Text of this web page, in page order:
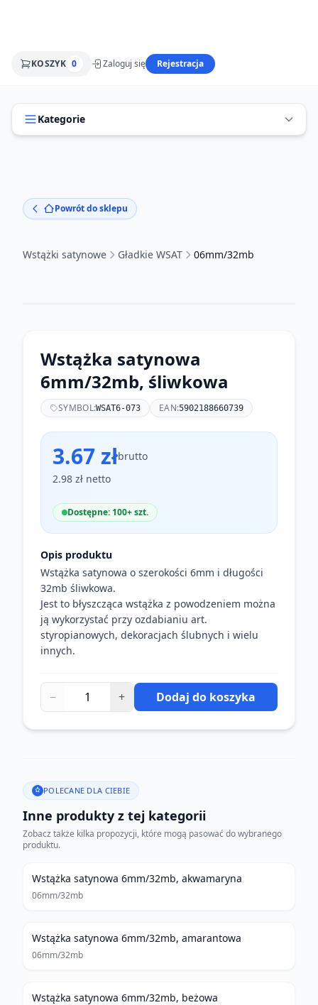
KOSZYK 0 Zaloguj się Rejestracja
Kategorie
Powrót do sklepu
Wstążki satynowe Gładkie WSAT 06mm/32mb
Wstążka satynowa
6mm/32mb, śliwkowa
SYMBOL:WSAT6-073 EAN:5902188660739
3.67 złbrutto
2.98 zł netto
Dostępne: 100+ szt.
Opis produktu
Wstążka satynowa o szerokości 6mm i długości
32mb śliwkowa.
Jest to błyszcząca wstążka z powodzeniem można
ją wykorzystać przy ozdabianiu art.
styropianowych, dekoracjach ślubnych i wielu
innych.
− + Dodaj do koszyka
POLECANE DLA CIEBIE
Inne produkty z tej kategorii
Zobacz także kilka propozycji, które mogą pasować do wybranego
produktu.
Wstążka satynowa 6mm/32mb, akwamaryna
06mm/32mb
Wstążka satynowa 6mm/32mb, amarantowa
06mm/32mb
Wstążka satynowa 6mm/32mb, beżowa